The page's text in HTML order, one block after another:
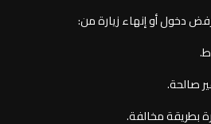
دخول أو إنهاء زيارة من:
صالحة.
بطريقة مخالفة.